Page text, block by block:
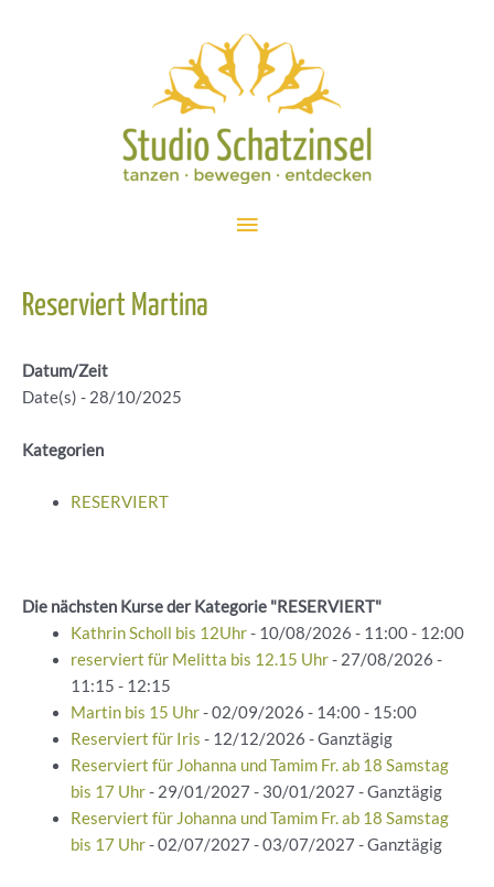
Hauptmenü
Reserviert Martina
Datum/Zeit
Date(s) - 28/10/2025
Kategorien
RESERVIERT
Die nächsten Kurse der Kategorie "RESERVIERT"
Kathrin Scholl bis 12Uhr- 10/08/2026 - 11:00 - 12:00
reserviert für Melitta bis 12.15 Uhr- 27/08/2026 -
11:15 - 12:15
Martin bis 15 Uhr- 02/09/2026 - 14:00 - 15:00
Reserviert für Iris - 12/12/2026 - Ganztägig
Reserviert für Johanna und Tamim Fr. ab 18 Samstag
bis 17 Uhr- 29/01/2027 - 30/01/2027 - Ganztägig
Reserviert für Johanna und Tamim Fr. ab 18 Samstag
bis 17 Uhr- 02/07/2027 - 03/07/2027 - Ganztägig